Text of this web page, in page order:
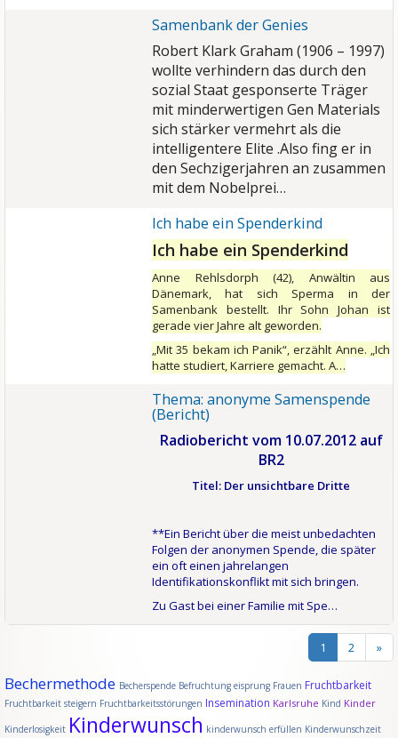
Samenbank der Genies
Robert Klark Graham (1906 – 1997)
wollte verhindern das durch den
sozial Staat gesponserte Träger
mit minderwertigen Gen Materials
sich stärker vermehrt als die
intelligentere Elite .Also fing er in
den Sechzigerjahren an zusammen
mit dem Nobelprei…
Ich habe ein Spenderkind
Ich habe ein Spenderkind
Anne Rehlsdorph (42), Anwältin aus
Dänemark, hat sich Sperma in der
Samenbank bestellt. Ihr Sohn Johan ist
gerade vier Jahre alt geworden.
„Mit 35 bekam ich Panik“, erzählt Anne. „Ich
hatte studiert, Karriere gemacht. A…
Thema: anonyme Samenspende
(Bericht)
Radiobericht vom 10.07.2012 auf
BR2
Titel: Der unsichtbare Dritte
**Ein Bericht über die meist unbedachten
Folgen der anonymen Spende, die später
ein oft einen jahrelangen
Identifikationskonflikt mit sich bringen.
Zu Gast bei einer Familie mit Spe…
1 2 »
Bechermethode Becherspende Befruchtung eisprung Frauen Fruchtbarkeit
Fruchtbarkeit steigern Fruchtbarkeitsstörungen Insemination Karlsruhe Kind Kinder
Kinderlosigkeit Kinderwunsch kinderwunsch erfüllen Kinderwunschzeit